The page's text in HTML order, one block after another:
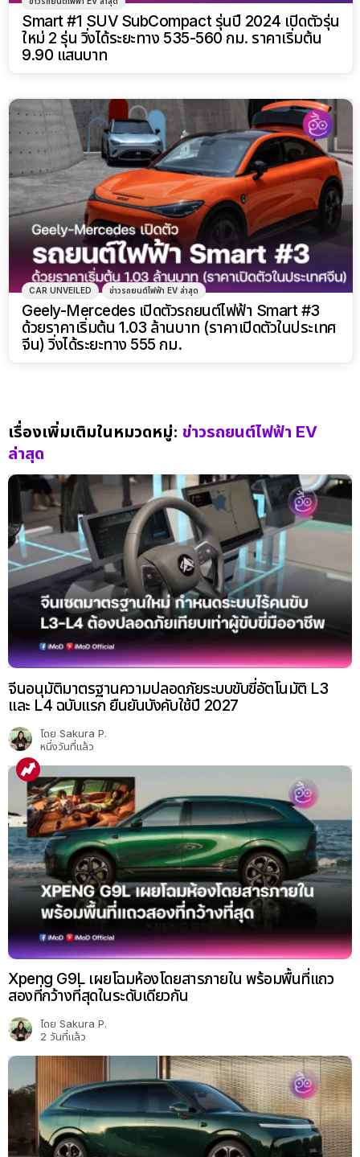
Smart #1 SUV SubCompact รุ่นปี 2024 เปิดตัวรุ่น
ใหม่ 2 รุ่น วิ่งได้ระยะทาง 535-560 กม. ราคาเริ่มต้น
9.90 แสนบาท
CAR UNVEILED ข่าวรถยนต์ไฟฟ้า EV ล่าสุด
Geely-Mercedes เปิดตัวรถยนต์ไฟฟ้า Smart #3
ด้วยราคาเริ่มต้น 1.03 ล้านบาท (ราคาเปิดตัวในประเทศ
จีน) วิ่งได้ระยะทาง 555 กม.
เรื่องเพิ่มเติมในหมวดหมู่: ข่าวรถยนต์ไฟฟ้า EV
ล่าสุด
จีนอนุมัติมาตรฐานความปลอดภัยระบบขับขี่อัตโนมัติ L3
และ L4 ฉบับแรก ยืนยันบังคับใช้ปี 2027
โดย Sakura P.
หนึ่งวันที่แล้ว
Xpeng G9L เผยโฉมห้องโดยสารภายใน พร้อมพื้นที่แถว
สองที่กว้างที่สุดในระดับเดียวกัน
โดย Sakura P.
2 วันที่แล้ว